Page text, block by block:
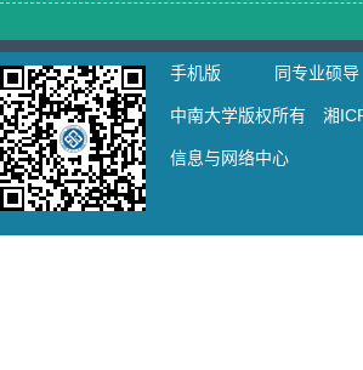
手机版 同专业硕导
中南大学版权所有 湘
信息与网络中心